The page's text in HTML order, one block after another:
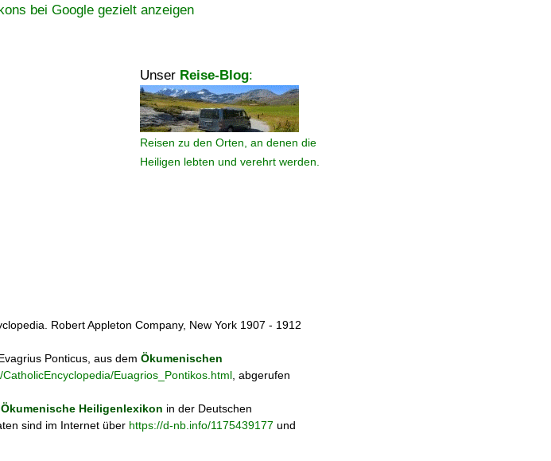
bei Google gezielt anzeigen
Unser Reise-Blog:
Reisen zu den Orten, an denen die
Heiligen lebten und verehrt werden.
Robert Appleton Company, New York 1907 - 1912
Ponticus, aus dem Ökumenischen
Euagrios_Pontikos.html , abgerufen
Ökumenische Heiligenlexikon in der Deutschen
sind im Internet über https://d-nb.info/1175439177 und